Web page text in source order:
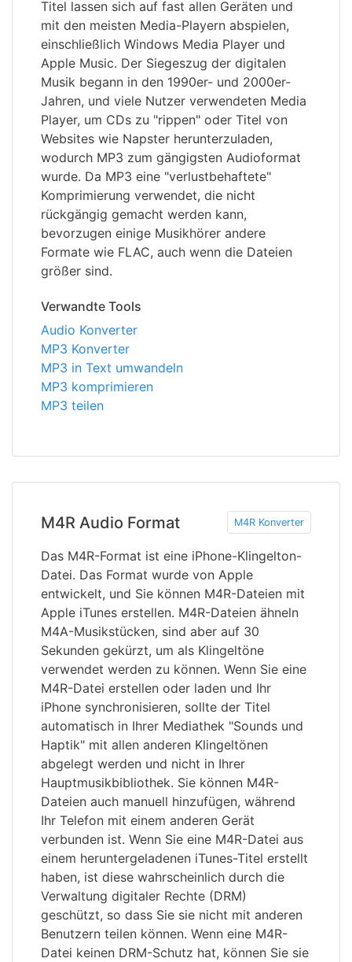
Titel lassen sich auf fast allen Geräten und
mit den meisten Media-Playern abspielen,
einschließlich Windows Media Player und
Apple Music. Der Siegeszug der digitalen
Musik begann in den 1990er- und 2000er-
Jahren, und viele Nutzer verwendeten Media
Player, um CDs zu "rippen" oder Titel von
Websites wie Napster herunterzuladen,
wodurch MP3 zum gängigsten Audioformat
wurde. Da MP3 eine "verlustbehaftete"
Komprimierung verwendet, die nicht
rückgängig gemacht werden kann,
bevorzugen einige Musikhörer andere
Formate wie FLAC, auch wenn die Dateien
größer sind.
Verwandte Tools
Audio Konverter
MP3 Konverter
MP3 in Text umwandeln
MP3 komprimieren
MP3 teilen
M4R Audio Format M4R Konverter
Das M4R-Format ist eine iPhone-Klingelton-
Datei. Das Format wurde von Apple
entwickelt, und Sie können M4R-Dateien mit
Apple iTunes erstellen. M4R-Dateien ähneln
M4A-Musikstücken, sind aber auf 30
Sekunden gekürzt, um als Klingeltöne
verwendet werden zu können. Wenn Sie eine
M4R-Datei erstellen oder laden und Ihr
iPhone synchronisieren, sollte der Titel
automatisch in Ihrer Mediathek "Sounds und
Haptik" mit allen anderen Klingeltönen
abgelegt werden und nicht in Ihrer
Hauptmusikbibliothek. Sie können M4R-
Dateien auch manuell hinzufügen, während
Ihr Telefon mit einem anderen Gerät
verbunden ist. Wenn Sie eine M4R-Datei aus
einem heruntergeladenen iTunes-Titel erstellt
haben, ist diese wahrscheinlich durch die
Verwaltung digitaler Rechte (DRM)
geschützt, so dass Sie sie nicht mit anderen
Benutzern teilen können. Wenn eine M4R-
Datei keinen DRM-Schutz hat, können Sie sie